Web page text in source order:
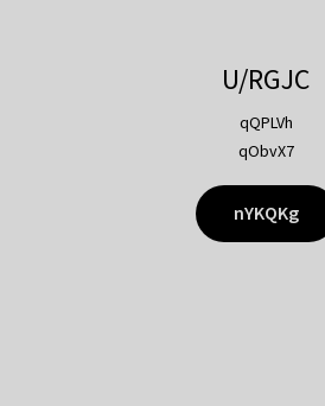
U/RGJC
qQPLVh
qObvX7
nYKQKg